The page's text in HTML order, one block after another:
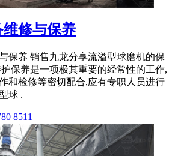
修与保养
保养 销售九龙分享流溢型球磨机的保
保养是一项极其重要的经常性的工作,
和检修等密切配合,应有专职人员进行
球 .
8511